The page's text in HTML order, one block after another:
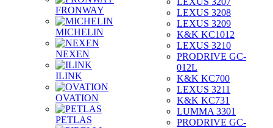
FRONWAY
MICHELIN
NEXEN
ILINK
OVATION
PETLAS
LEXUS 3208
LEXUS 3209
K&K KC1012
LEXUS 3210
PRODRIVE GC-
012L
K&K KC700
LEXUS 3211
K&K KC731
LUMMA 3301
PRODRIVE GC-